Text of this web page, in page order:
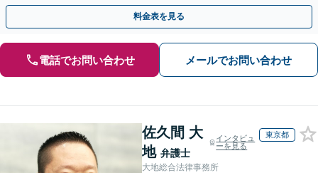
セカンドオピニオン・オンラインの対応も可能
料金表を見る
電話でお問い合わせ メールでお問い合わせ
佐久間 大
地 弁護士
インタビュ
ーを見る
東京都
大地総合法律事務所